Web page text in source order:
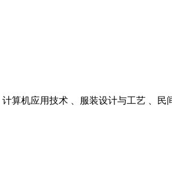
计算机应用技术 、服装设计与工艺 、